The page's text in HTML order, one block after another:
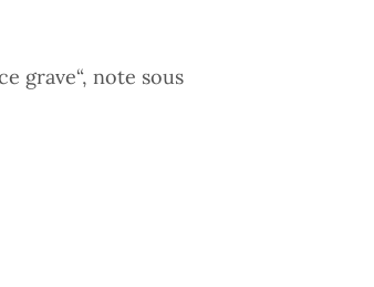
grave“, note sous